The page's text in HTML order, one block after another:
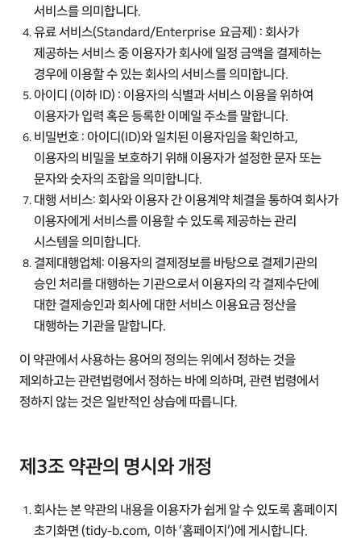
서비스를 의미합니다.
유료 서비스(Standard/Enterprise 요금제) : 회사가
제공하는 서비스 중 이용자가 회사에 일정 금액을 결제하는
경우에 이용할 수 있는 회사의 서비스를 의미합니다.
아이디 (이하 ID) : 이용자의 식별과 서비스 이용을 위하여
이용자가 입력 혹은 등록한 이메일 주소를 말합니다.
비밀번호 : 아이디(ID)와 일치된 이용자임을 확인하고,
이용자의 비밀을 보호하기 위해 이용자가 설정한 문자 또는
문자와 숫자의 조합을 의미합니다.
대행 서비스: 회사와 이용자 간 이용계약 체결을 통하여 회사가
이용자에게 서비스를 이용할 수 있도록 제공하는 관리
시스템을 의미합니다.
결제대행업체: 이용자의 결제정보를 바탕으로 결제기관의
승인 처리를 대행하는 기관으로서 이용자의 각 결제수단에
대한 결제승인과 회사에 대한 서비스 이용요금 정산을
대행하는 기관을 말합니다.
이 약관에서 사용하는 용어의 정의는 위에서 정하는 것을
제외하고는 관련법령에서 정하는 바에 의하며, 관련 법령에서
정하지 않는 것은 일반적인 상습에 따릅니다.
제3조 약관의 명시와 개정
회사는 본 약관의 내용을 이용자가 쉽게 알 수 있도록 홈페이지
초기화면 (tidy-b.com, 이하 ‘홈페이지’)에 게시합니다.